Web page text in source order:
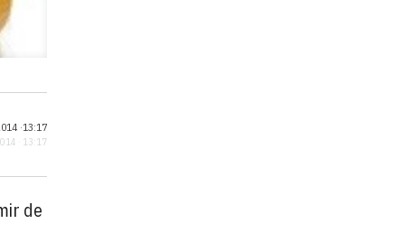
·13:17
· 13:17
de